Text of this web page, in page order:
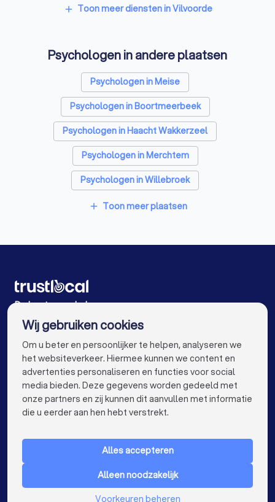
Architecten in Vilvoorde
Reisbureaus in Vilvoorde
Personal trainers in Vilvoorde
add Toon meer diensten in Vilvoorde
Psychologen in andere plaatsen
Psychologen in Meise
Psychologen in Boortmeerbeek
Psychologen in Haacht Wakkerzeel
Psychologen in Merchtem
Psychologen in Willebroek
Psychologen in Herent Winksele
Psychologen in Leuven Kessel-Lo
Psychologen in Lier
Psychologen in Antwerpen
Psychologen in Gent
Psychologen in Brugge
Psychologen in Leuven
Psychologen in Aalst
Psychologen in Mechelen
Psychologen in Kortrijk
Psychologen in Hasselt
Psychologen in Roeselare
Psychologen in Beveren
Psychologen in Dendermonde
add Toon meer plaatsen
De beste psychologen voor u
VOOR PARTICULIEREN keyboard_arrow_down
Nederland
Wij gebruiken cookies
Om u beter en persoonlijker te helpen, analyseren we
het websiteverkeer. Hiermee kunnen we content en
advertenties personaliseren en functies voor social
media bieden. Deze gegevens worden gedeeld met
onze partners en zij kunnen dit aanvullen met informatie
die u eerder aan hen hebt verstrekt.
Alles accepteren
Alleen noodzakelijk
Voorkeuren beheren